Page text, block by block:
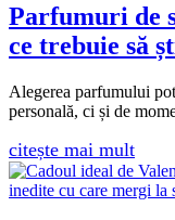
Parfumuri de
ce trebuie să
Alegerea parfumului
personală, ci și de
citește mai mult